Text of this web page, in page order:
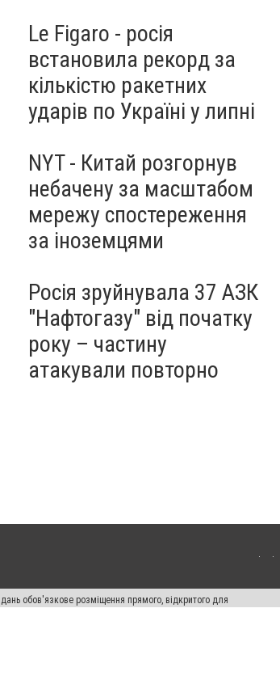
Le Figaro - росія
встановила рекорд за
кількістю ракетних
ударів по Україні у липні
NYT - Китай розгорнув
небачену за масштабом
мережу спостереження
за іноземцями
Росія зруйнувала 37 АЗК
"Нафтогазу" від початку
року – частину
атакували повторно
обов'язкове розміщення прямого, відкритого для